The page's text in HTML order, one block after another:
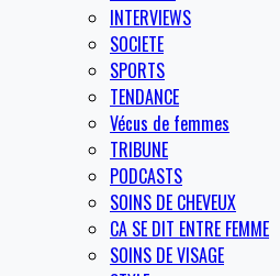
INTERVIEWS
SOCIETE
SPORTS
TENDANCE
Vécus de femmes
TRIBUNE
PODCASTS
SOINS DE CHEVEUX
CA SE DIT ENTRE FEMME
SOINS DE VISAGE